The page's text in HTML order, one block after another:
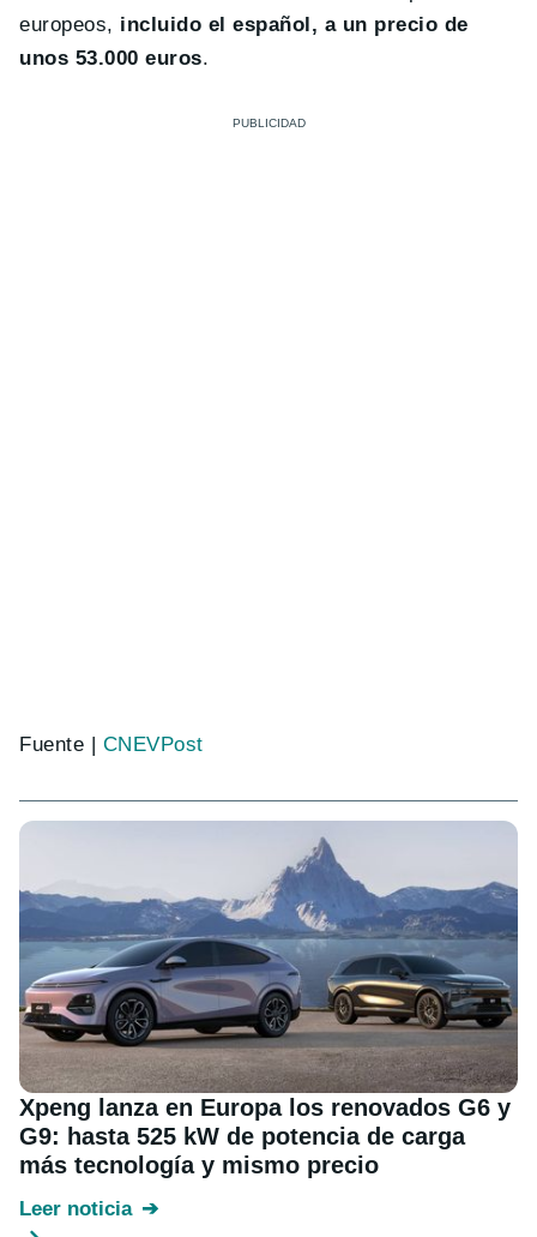
europeos, incluido el español, a un precio de
unos 53.000 euros.
Fuente | CNEVPost
Xpeng lanza en Europa los renovados G6 y
G9: hasta 525 kW de potencia de carga
más tecnología y mismo precio
Leer noticia